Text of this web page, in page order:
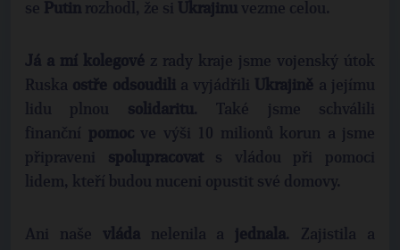
se Putin rozhodl, že si Ukrajinu vezme celou.
Já a mí kolegové z rady kraje jsme vojenský útok
Ruska ostře odsoudili a vyjádřili Ukrajině a jejímu
lidu plnou solidaritu. Také jsme schválili
finanční pomocve výši 10 milionů korun a jsme
připraveni spolupracovats vládou při pomoci
lidem, kteří budou nuceni opustit své domovy.
Ani naše vláda nelenila a jednala. Zajistila a